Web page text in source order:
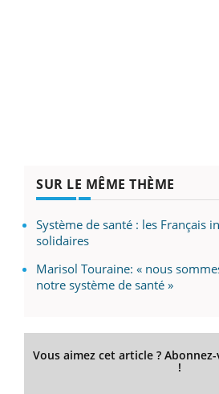
SUR LE MÊME THÈME
Système de santé : les Français
solidaires
Marisol Touraine: « nous
notre système de santé »
Vous aimez cet article ?
!